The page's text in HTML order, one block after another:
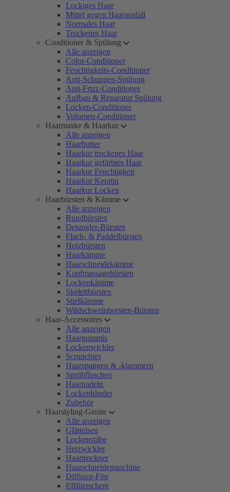
Lockiges Haar
Mittel gegen Haarausfall
Normales Haar
Trockenes Haar
Conditioner & Spülung
Alle anzeigen
Color-Conditioner
Feuchtigkeits-Conditioner
Anti-Schuppen-Spülung
Anti-Frizz-Conditioner
Aufbau & Reparatur Spülung
Locken-Conditioner
Volumen-Conditioner
Haarmaske & Haarkur
Alle anzeigen
Haarbutter
Haarkur trockenes Haar
Haarkur gefärbtes Haar
Haarkur Feuchtigkeit
Haarkur Keratin
Haarkur Locken
Haarbürsten & Kämme
Alle anzeigen
Rundbürsten
Detangler-Bürsten
Flach- & Paddelbürsten
Holzbürsten
Haarkämme
Haarschneidekämme
Kopfmassagebürsten
Lockenkämme
Skelettbürsten
Stielkämme
Wildschweinborsten-Bürsten
Haar-Accessoires
Alle anzeigen
Haargummis
Lockenwickler
Scrunchies
Haarspangen & -klammern
Sprühflaschen
Haarnadeln
Lockenbänder
Zubehör
Haarstyling-Geräte
Alle anzeigen
Glätteisen
Lockenstäbe
Heizwickler
Haartrockner
Haarschneidemaschine
Diffusor-Fön
Effilierschere